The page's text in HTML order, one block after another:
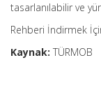
tasarlanılabilir ve
Rehberi İndirmek
Kaynak: TÜRMOB